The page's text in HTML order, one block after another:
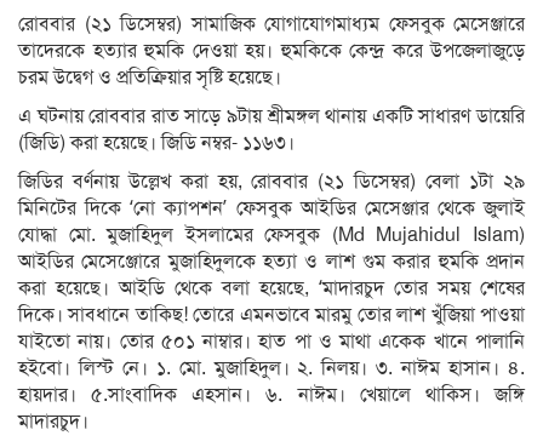
রোববার (২১ ডিসেম্বর) সামাজিক যোগাযোগমাধ্যম ফেসবুক মেসেঞ্জারে
তাদেরকে হত্যার হুমকি দেওয়া হয়। হুমকিকে কেন্দ্র করে উপজেলাজুড়ে
চরম উদ্বেগ ও প্রতিক্রিয়ার সৃষ্টি হয়েছে।
এ ঘটনায় রোববার রাত সাড়ে ৯টায় শ্রীমঙ্গল থানায় একটি সাধারণ ডায়েরি
(জিডি) করা হয়েছে। জিডি নম্বর- ১১৬৩।
জিডির বর্ণনায় উল্লেখ করা হয়, রোববার (২১ ডিসেম্বর) বেলা ১টা ২৯
মিনিটের দিকে ‘নো ক্যাপশন’ ফেসবুক আইডির মেসেঞ্জার থেকে জুলাই
যোদ্ধা মো. মুজাহিদুল ইসলামের ফেসবুক (Md Mujahidul Islam)
আইডির মেসেঞ্জোরে মুজাহিদুলকে হত্যা ও লাশ গুম করার হুমকি প্রদান
করা হয়েছে। আইডি থেকে বলা হয়েছে, ‘মাদারচুদ তোর সময় শেষের
দিকে। সাবধানে তাকিছ! তোরে এমনভাবে মারমু তোর লাশ খুঁজিয়া পাওয়া
যাইতো নায়। তোর ৫০১ নাম্বার। হাত পা ও মাথা একেক খানে পালানি
হইবো। লিস্ট নে। ১. মো. মুজাহিদুল। ২. নিলয়। ৩. নাঈম হাসান। ৪.
হায়দার। ৫.সাংবাদিক এহসান। ৬. নাঈম। খেয়ালে থাকিস। জঙ্গি
মাদারচুদ।